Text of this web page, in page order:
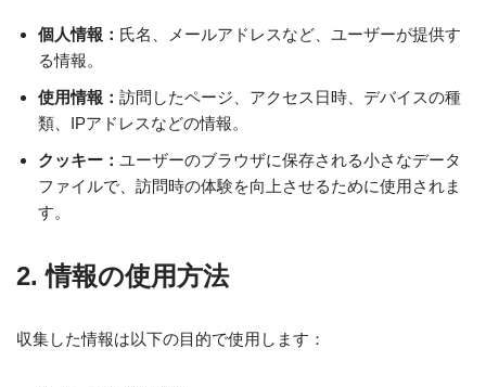
個人情報： 氏名、メールアドレスなど、ユーザーが提供す
る情報。
使用情報： 訪問したページ、アクセス日時、デバイスの種
類、IPアドレスなどの情報。
クッキー： ユーザーのブラウザに保存される小さなデータ
ファイルで、訪問時の体験を向上させるために使用されま
す。
2. 情報の使用方法
収集した情報は以下の目的で使用します：